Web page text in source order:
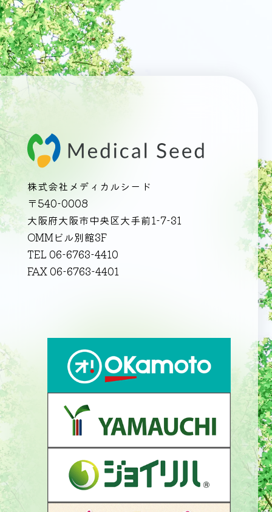
株式会社メディカルシード
〒540-0008
大阪府大阪市中央区大手前1-7-31
OMMビル別館3F
TEL 06-6763-4410
FAX 06-6763-4401